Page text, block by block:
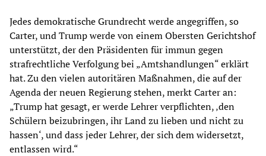
Jedes demokratische Grundrecht werde angegriffen, so
Carter, und Trump werde von einem Obersten Gerichtshof
unterstützt, der den Präsidenten für immun gegen
strafrechtliche Verfolgung bei „Amtshandlungen“ erklärt
hat. Zu den vielen autoritären Maßnahmen, die auf der
Agenda der neuen Regierung stehen, merkt Carter an:
„Trump hat gesagt, er werde Lehrer verpflichten, ‚den
Schülern beizubringen, ihr Land zu lieben und nicht zu
hassen‘, und dass jeder Lehrer, der sich dem widersetzt,
entlassen wird.“